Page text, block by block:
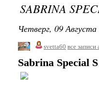
SABRINA
Четверг, 09
svetta60 все записи
Sabrina Special